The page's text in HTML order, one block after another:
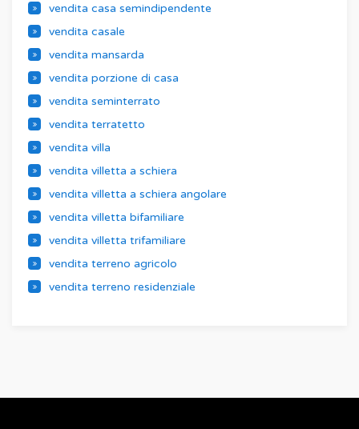
vendita casa semindipendente
vendita casale
vendita mansarda
vendita porzione di casa
vendita seminterrato
vendita terratetto
vendita villa
vendita villetta a schiera
vendita villetta a schiera angolare
vendita villetta bifamiliare
vendita villetta trifamiliare
vendita terreno agricolo
vendita terreno residenziale